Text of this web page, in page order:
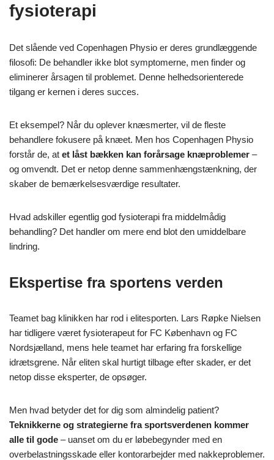
fysioterapi
Det slående ved Copenhagen Physio er deres grundlæggende
filosofi: De behandler ikke blot symptomerne, men finder og
eliminerer årsagen til problemet. Denne helhedsorienterede
tilgang er kernen i deres succes.
Et eksempel? Når du oplever knæsmerter, vil de fleste
behandlere fokusere på knæet. Men hos Copenhagen Physio
forstår de, at et låst bækken kan forårsage knæproblemer –
og omvendt. Det er netop denne sammenhængstænkning, der
skaber de bemærkelsesværdige resultater.
Hvad adskiller egentlig god fysioterapi fra middelmådig
behandling? Det handler om mere end blot den umiddelbare
lindring.
Ekspertise fra sportens verden
Teamet bag klinikken har rod i elitesporten. Lars Røpke Nielsen
har tidligere været fysioterapeut for FC København og FC
Nordsjælland, mens hele teamet har erfaring fra forskellige
idrætsgrene. Når eliten skal hurtigt tilbage efter skader, er det
netop disse eksperter, de opsøger.
Men hvad betyder det for dig som almindelig patient?
Teknikkerne og strategierne fra sportsverdenen kommer
alle til gode – uanset om du er løbebegynder med en
overbelastningsskade eller kontorarbejder med nakkeproblemer.